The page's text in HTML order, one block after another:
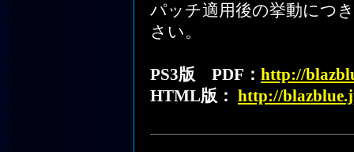
パッチ適用後の挙動につ
さい。
PS3版 PDF： http://
HTML版： http://